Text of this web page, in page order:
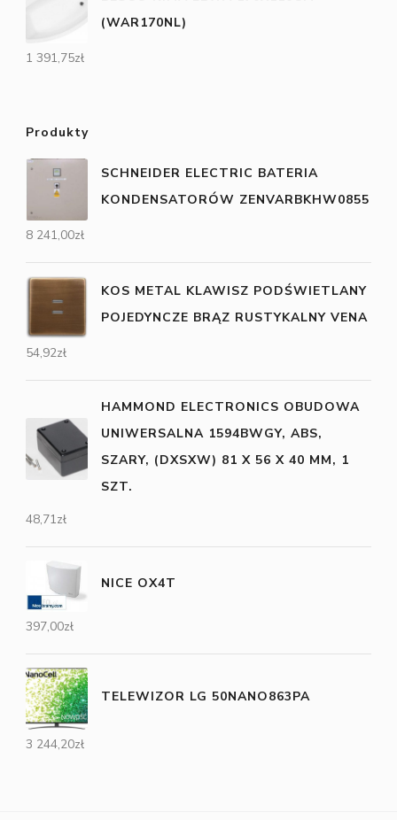
(WAR170NL)
1 391,75zł
Produkty
SCHNEIDER ELECTRIC BATERIA
KONDENSATORÓW ZENVARBKHW0855
8 241,00zł
KOS METAL KLAWISZ PODŚWIETLANY
POJEDYNCZE BRĄZ RUSTYKALNY VENA
54,92zł
HAMMOND ELECTRONICS OBUDOWA
UNIWERSALNA 1594BWGY, ABS,
SZARY, (DXSXW) 81 X 56 X 40 MM, 1
SZT.
48,71zł
NICE OX4T
397,00zł
TELEWIZOR LG 50NANO863PA
3 244,20zł